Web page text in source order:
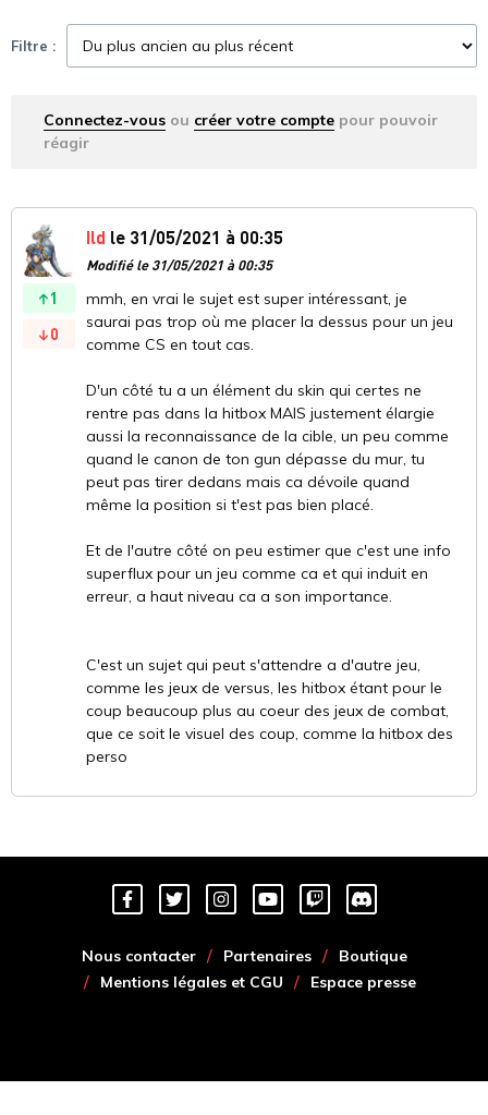
Filtre :
Connectez-vous ou créer votre compte pour pouvoir
réagir
1
0
Ild le 31/05/2021 à 00:35
Modifié le 31/05/2021 à 00:35
mmh, en vrai le sujet est super intéressant, je
saurai pas trop où me placer la dessus pour un jeu
comme CS en tout cas.
D'un côté tu a un élément du skin qui certes ne
rentre pas dans la hitbox MAIS justement élargie
aussi la reconnaissance de la cible, un peu comme
quand le canon de ton gun dépasse du mur, tu
peut pas tirer dedans mais ca dévoile quand
même la position si t'est pas bien placé.
Et de l'autre côté on peu estimer que c'est une info
superflux pour un jeu comme ca et qui induit en
erreur, a haut niveau ca a son importance.
C'est un sujet qui peut s'attendre a d'autre jeu,
comme les jeux de versus, les hitbox étant pour le
coup beaucoup plus au coeur des jeux de combat,
que ce soit le visuel des coup, comme la hitbox des
perso
Nous contacter Partenaires
Boutique
Mentions légales et CGU
Espace presse